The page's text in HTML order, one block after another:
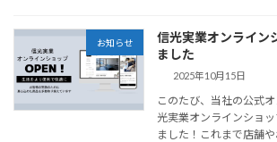
お知らせ
信光実業オンライン
ました
2025年10月15日
このたび、当社の公式
光実業オンラインショ
ました！これまで店舗